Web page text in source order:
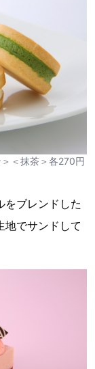
＜抹茶＞各270円
をブレンドした
地でサンドして